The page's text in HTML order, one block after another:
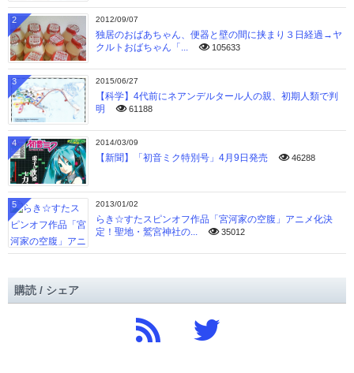
2012/09/07
独居のおばあちゃん、便器と壁の間に挟まり３日経過→ヤ
クルトおばちゃん「...
105633
2
2015/06/27
【科学】4代前にネアンデルタール人の親、初期人類で判
明
61188
3
2014/03/09
【新聞】「初音ミク特別号」4月9日発売 46288
4
2013/01/02
らき☆すたスピンオフ作品「宮河家の空腹」アニメ化決
定！聖地・鷲宮神社の...
35012
5
購読 / シェア